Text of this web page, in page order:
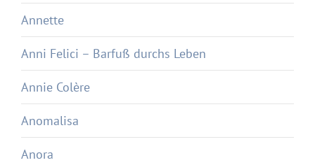
Annette
Anni Felici – Barfuß durchs Leben
Annie Colère
Anomalisa
Anora